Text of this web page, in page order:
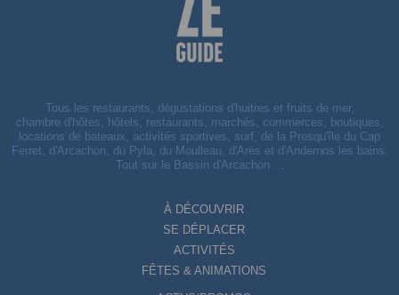
Tous les restaurants, dégustations d'huitres et fruits de mer,
chambre d'hôtes, hôtels, restaurants, marchés, commerces, boutiques,
locations de bateaux, activités sportives, surf, de la Presqu'île du Cap
Ferret, d'Arcachon, du Pyla, du Moulleau, d'Arès et d'Andernos les bains.
Tout sur le Bassin d'Arcachon ...
À DÉCOUVRIR
SE DÉPLACER
ACTIVITÉS
FÊTES & ANIMATIONS